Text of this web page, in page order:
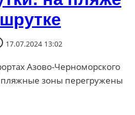
17.07.2024 13:02
Азово-Черноморского
зоны перегружены